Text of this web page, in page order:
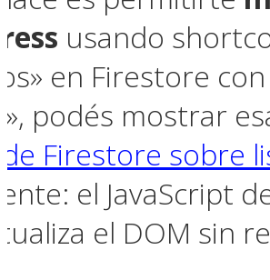
usando
en Firestore
podés mostrar
Firestore sobre
el JavaScript
el DOM sin